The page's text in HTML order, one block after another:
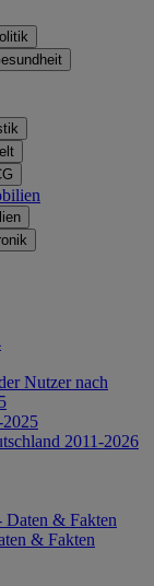
Nutzer nach
2011-2026
Daten & Fakten
& Fakten